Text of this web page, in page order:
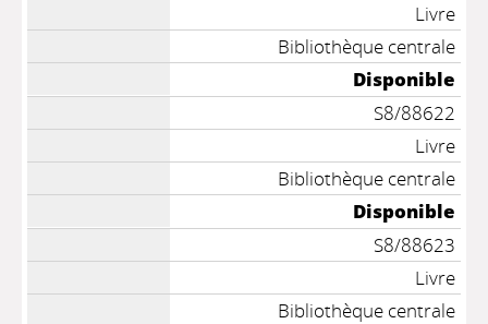
Livre
Bibliothèque centrale
Disponible
S8/88622
Livre
Bibliothèque centrale
Disponible
S8/88623
Livre
Bibliothèque centrale